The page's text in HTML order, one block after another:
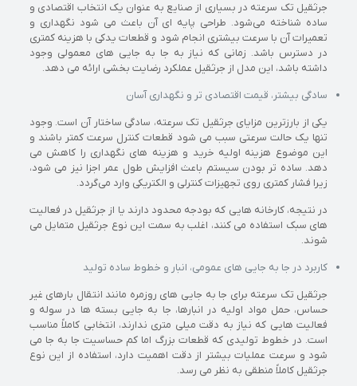
جرثقیل تک‌ سرعته در بسیاری از صنایع به عنوان یک انتخاب اقتصادی و
ساده شناخته می‌شود. طراحی پایه‌ ای آن باعث می‌ شود نگهداری و
تعمیرات آن با سرعت بیشتری انجام شود و قطعات یدکی با هزینه کمتری
در دسترس باشد. زمانی که نیاز به جا به‌ جایی‌ های معمولی وجود
داشته باشد، این مدل از جرثقیل عملکرد رضایت‌ بخشی ارائه می‌ دهد.
سادگی بیشتر، قیمت اقتصادی‌ تر و نگهداری آسان
یکی از بارزترین مزایای جرثقیل تک‌ سرعته، سادگی ساختار آن است. وجود
تنها یک حالت سرعتی سبب می‌ شود قطعات کنترل سرعت کمتر باشند و
این موضوع هزینه اولیه خرید و هزینه‌ های نگهداری را کاهش می‌
دهد. ساده‌ تر بودن سیستم باعث افزایش طول عمر اجزا نیز می‌ شود،
زیرا فشار کمتری روی تجهیزات کنترلی و الکتریکی وارد می‌گردد.
در نتیجه، کارخانه‌ هایی که بودجه محدود دارند یا از جرثقیل در فعالیت‌
های سبک استفاده می‌ کنند، اغلب به سمت این نوع جرثقیل متمایل می‌
شوند.
کاربرد در جا به‌ جایی‌ های عمومی، انبار و خطوط ساده تولید
جرثقیل تک‌ سرعته برای جا به‌ جایی‌ های روزمره مانند انتقال بارهای غیر
حساس، حمل مواد اولیه در انبارها، جا به‌ جایی بسته‌ ها در سوله و
فعالیت‌ هایی که نیاز به دقت میلی‌ متری ندارند، انتخابی کاملاً مناسب
است. در خطوط تولیدی که قطعات بزرگ اما کم‌ حساسیت جا به‌ جا می‌
شود و سرعت عملیات بیشتر از دقت اهمیت دارد، استفاده از این نوع
جرثقیل کاملاً منطقی به نظر می‌ رسد.